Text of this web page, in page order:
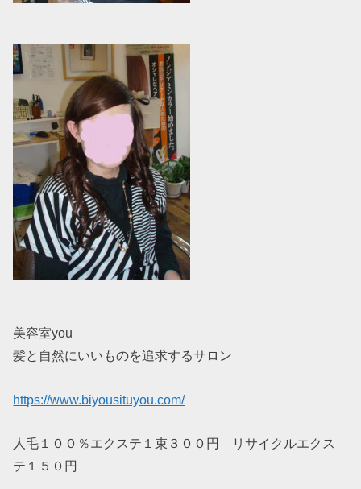
美容室you
髪と自然にいいものを追求するサロン
https://www.biyousituyou.com/
人毛１００％エクステ１束３００円 リサイクルエクス
テ１５０円